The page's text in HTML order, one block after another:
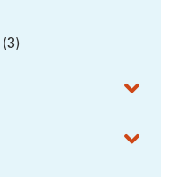
(3)